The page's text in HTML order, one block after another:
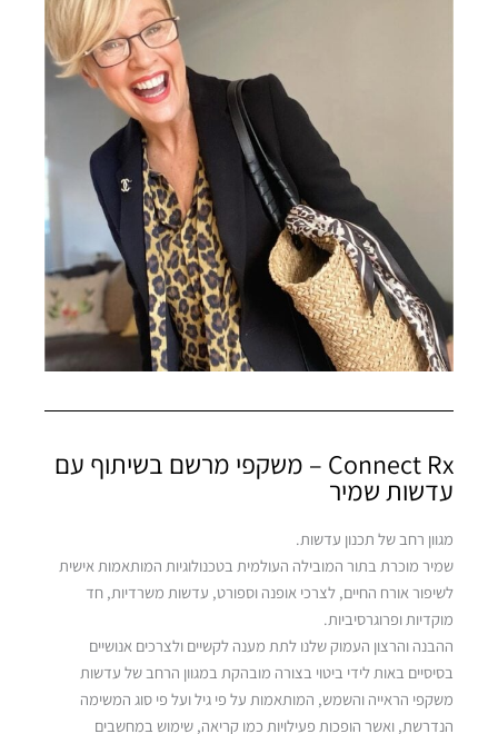
משקפי מולטיפוקל
Connect Rx – משקפי מרשם בשיתוף עם
עדשות שמיר
מגוון רחב של תכנון עדשות.
שמיר מוכרת בתור המובילה העולמית בטכנולוגיות המותאמות אישית
לשיפור אורח החיים, לצרכי אופנה וספורט, עדשות משרדיות, חד
מוקדיות ופרוגרסיביות.
ההבנה והרצון העמוק שלנו לתת מענה לקשיים ולצרכים אנושיים
בסיסיים באות לידי ביטוי בצורה מובהקת במגוון הרחב של עדשות
משקפי הראייה והשמש, המותאמות על פי גיל ועל פי סוג המשימה
הנדרשת, ואשר הופכות פעילויות כמו קריאה, שימוש במחשבים